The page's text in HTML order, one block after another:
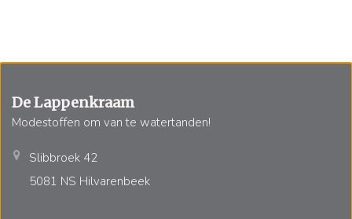
De Lappenkraam
Modestoffen om van te watertanden!
Slibbroek 42
5081 NS Hilvarenbeek